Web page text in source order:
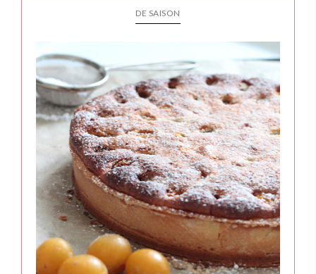
DE SAISON